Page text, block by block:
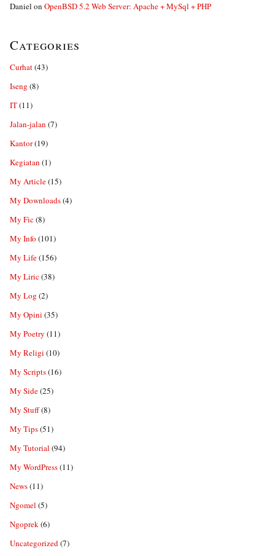
Daniel on OpenBSD 5.2 Web Server: Apache + MySql + PHP
Categories
Curhat(43)
Iseng (8)
IT(11)
Jalan-jalan (7)
Kantor(19)
Kegiatan (1)
My Article(15)
My Downloads(4)
My Fic(8)
My Info (101)
My Life(156)
My Liric(38)
My Log (2)
My Opini (35)
My Poetry (11)
My Religi (10)
My Scripts(16)
My Side(25)
My Stuff(8)
My Tips(51)
My Tutorial (94)
My WordPress(11)
News(11)
Ngomel (5)
Ngoprek(6)
Uncategorized(7)